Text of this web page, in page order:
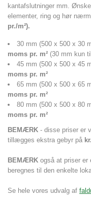
kantafslutninger mm.
elementer, ring og hør
pr./m²).
30 mm (500 x 500 x
moms pr. m² (30 mm kun
45 mm (500 x 500 x 45
moms pr. m²
65 mm (500 x 500 x 65
moms pr. m²
80 mm (500 x 500 x 80
moms pr. m²
BEMÆRK - disse priser er
tillægges ekstra gebyr på
BEMÆRK også at priser er
beregnes til den enkelte
Se hele vores udvalg af